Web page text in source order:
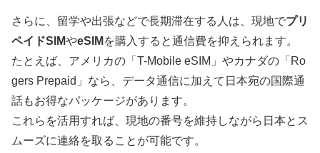
さらに、留学や出張などで長期滞在する人は、現地でプリ
ペイドSIMやeSIM を購入すると通信費を抑えられます。
たとえば、アメリカの「T-Mobile eSIM」やカナダの「Ro
gers Prepaid」なら、データ通信に加えて日本宛の国際通
話もお得なパッケージがあります。
これらを活用すれば、現地の番号を維持しながら日本とス
ムーズに連絡を取ることが可能です。